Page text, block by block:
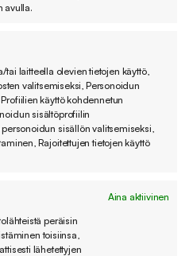
avulla.
laitteella olevien tietojen käyttö,
valitsemiseksi, Personoidun
käyttö kohdennetun
sisältöprofiilin
sisällön valitsemiseksi,
Rajoitettujen tietojen käyttö
Aina aktiivinen
peräisin
toisiinsa,
lähetettyjen
voi pelastaa
työtä ja ruuhkaa:
nopeasti ilman
kuorma kevenee.